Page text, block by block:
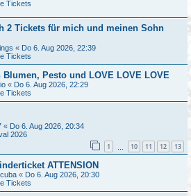
Tickets
2 Tickets für mich und meinen Sohn
« Do 6. Aug 2026, 22:39
Tickets
Pesto und LOVE LOVE LOVE
« Do 6. Aug 2026, 22:29
Tickets
« Do 6. Aug 2026, 20:34
2026
1 10 11 12 13
ATTENSION
« Do 6. Aug 2026, 20:30
Tickets